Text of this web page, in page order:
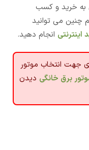
به خرید و کسب
چنین می توانید
اینترنتی انجام دهید.
جهت انتخاب موتور
برق خانگی دیدن